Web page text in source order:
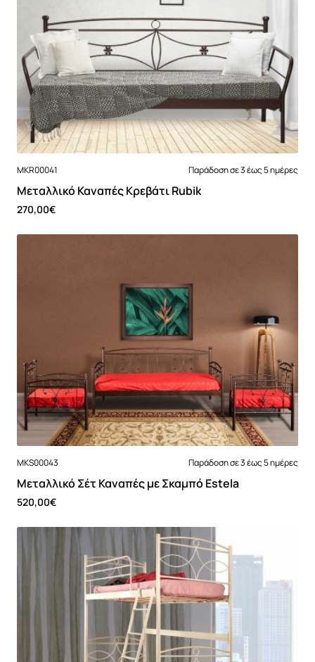
MKR00041 Παράδοση σε 3 έως 5 ημέρες
Mεταλλικό Καναπές Κρεβάτι Rubik
270,00€
Νέο
MKS00043 Παράδοση σε 3 έως 5 ημέρες
Mεταλλικό Σέτ Καναπές με Σκαμπό Estela
520,00€